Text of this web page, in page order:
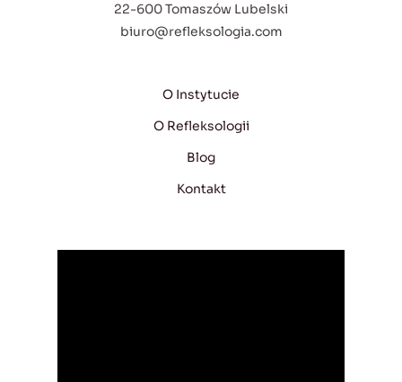
22-600 Tomaszów Lubelski
biuro@refleksologia.com
O Instytucie
O Refleksologii
Blog
Kontakt